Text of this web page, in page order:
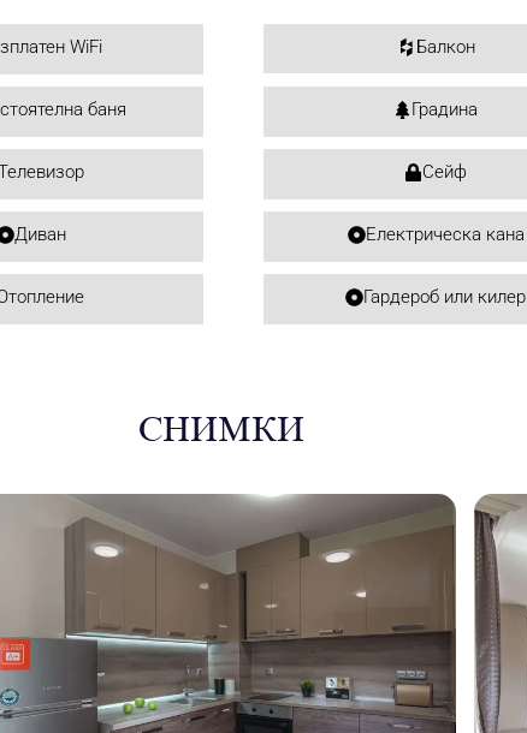
WiFi Балкон
баня Градина
Сейф
Диван Електрическа кана
Гардероб или килер
СНИМКИ